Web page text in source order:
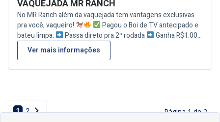
VAQUEJADA MR RANCH
No MR Ranch além da vaquejada tem vantagens exclusivas
pra você, vaqueiro!
Pagou o Boi de TV antecipado e
bateu limpa:
Passa direto pra 2ª rodada
Ganha R$1.000
extra prêmio
Fez as 3 senhas diretas antecipadas:
Prêmio extra
Ver mais informações
1 2 Página1de2